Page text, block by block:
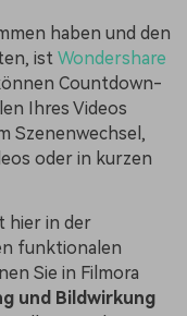
haben und den
ist Wondershare
Countdown-
Ihres Videos
Szenenwechsel,
oder in kurzen
hier in der
funktionalen
Sie in Filmora
und Bildwirkung